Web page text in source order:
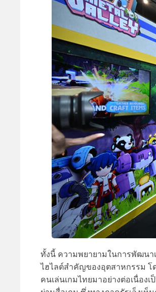
ทั้งนี้ ความพยายามในการพัฒนา
ไฮไลต์สำคัญของอุตสาหกรรม โด
คนเล่นเกมไทยมาอย่างต่อเนื่อง